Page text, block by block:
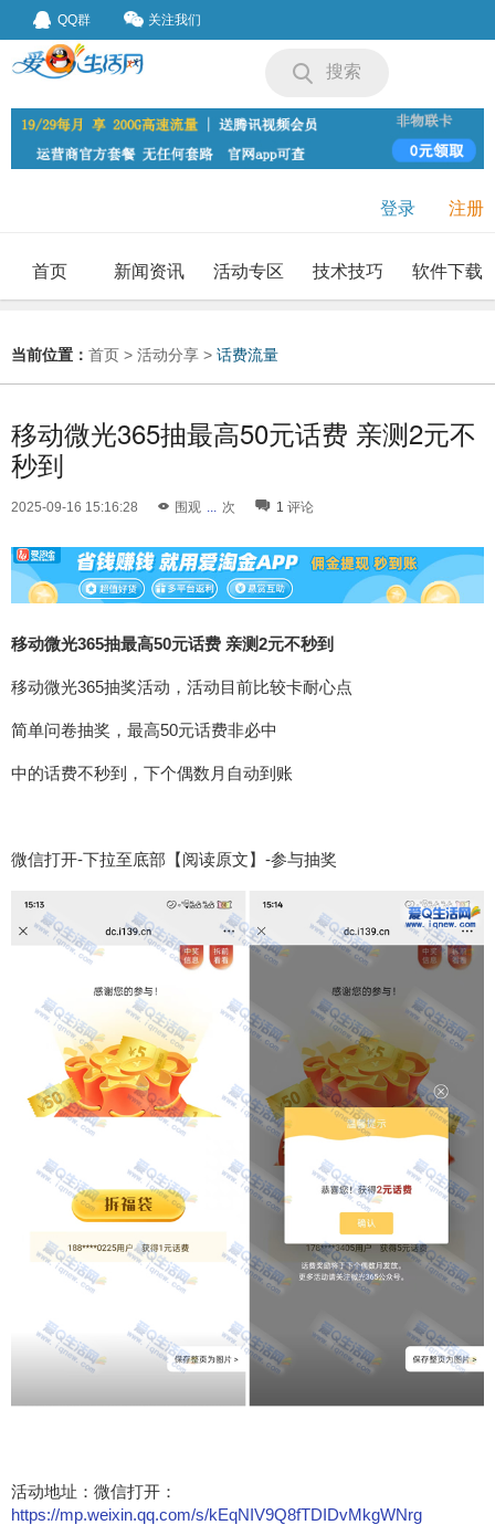
QQ群 关注我们
搜索
登录 注册
首页 新闻资讯 活动专区 技术技巧 软件下载
当前位置： 首页 > 活动分享 > 话费流量
移动微光365抽最高50元话费 亲测2元不
秒到
2025-09-16 15:16:28 围观 ... 次 1 评论
移动微光365抽最高50元话费 亲测2元不秒到
移动微光365抽奖活动，活动目前比较卡耐心点
简单问卷抽奖，最高50元话费非必中
中的话费不秒到，下个偶数月自动到账
微信打开-下拉至底部【阅读原文】-参与抽奖
活动地址：微信打开：
https://mp.weixin.qq.com/s/kEqNIV9Q8fTDIDvMkgWNrg